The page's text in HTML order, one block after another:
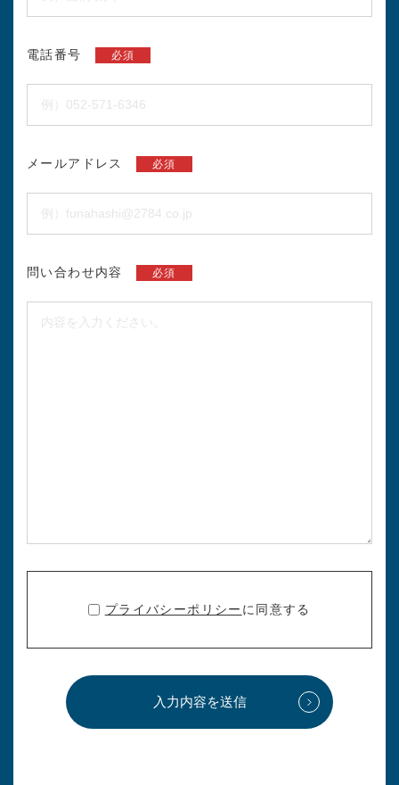
電話番号 必須
メールアドレス 必須
問い合わせ内容 必須
プライバシーポリシー に同意する
入力内容を送信